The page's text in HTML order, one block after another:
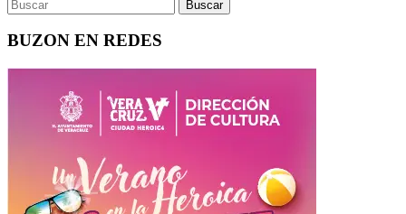
BUZON EN REDES